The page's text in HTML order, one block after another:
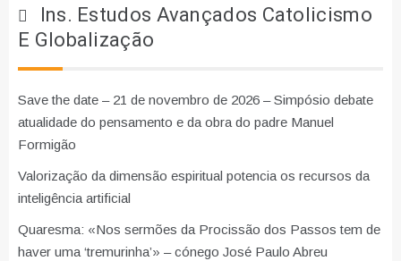
Ins. Estudos Avançados Catolicismo
E Globalização
Save the date – 21 de novembro de 2026 – Simpósio debate
atualidade do pensamento e da obra do padre Manuel
Formigão
Valorização da dimensão espiritual potencia os recursos da
inteligência artificial
Quaresma: «Nos sermões da Procissão dos Passos tem de
haver uma ‘tremurinha’» – cónego José Paulo Abreu